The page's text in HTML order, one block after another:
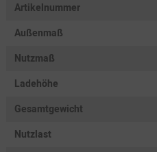
Artikelnummer
Außenmaß
Nutzmaß
Ladehöhe
Gesamtgewicht
Nutzlast